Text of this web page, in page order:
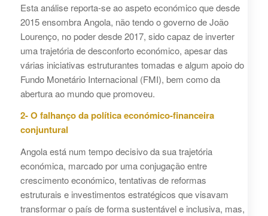
Esta análise reporta-se ao aspeto económico que desde
2015 ensombra Angola, não tendo o governo de João
Lourenço, no poder desde 2017, sido capaz de inverter
uma trajetória de desconforto económico, apesar das
várias iniciativas estruturantes tomadas e algum apoio do
Fundo Monetário Internacional (FMI), bem como da
abertura ao mundo que promoveu.
2- O falhanço da política económico-financeira
conjuntural
Angola está num tempo decisivo da sua trajetória
económica, marcado por uma conjugação entre
crescimento económico, tentativas de reformas
estruturais e investimentos estratégicos que visavam
transformar o país de forma sustentável e inclusiva, mas,